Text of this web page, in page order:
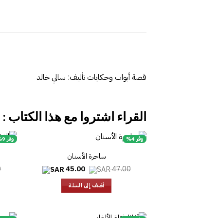
قصة أبواب وحكايات تأليف: سالي خالد
القراء اشتروا مع هذا الكتاب :
وفر 4%
ساحرة الأسنان
47.00
السعر
الأصلي
هو:
47.00.
45.00 السعر
الحالي
أضف إلى السلة
وفر 9%